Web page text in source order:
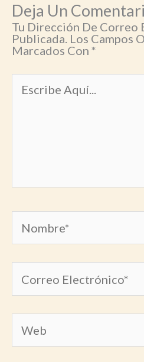
Deja Un
Tu Dirección De Correo
Publicada. Los Campos
Marcados Con *
Escribe
Aquí...
Nombre*
Electrónico*
Web